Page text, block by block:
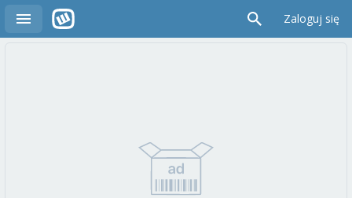
Zaloguj się